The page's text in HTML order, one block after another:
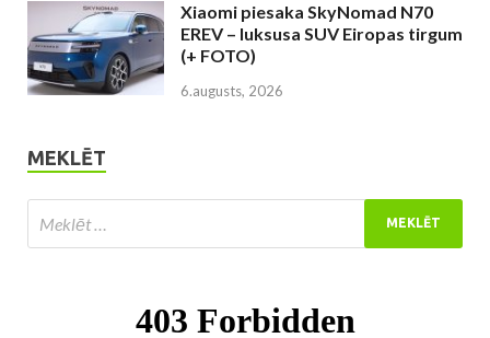
Xiaomi piesaka SkyNomad N70
EREV – luksusa SUV Eiropas tirgum
(+ FOTO)
6.augusts, 2026
MEKLĒT